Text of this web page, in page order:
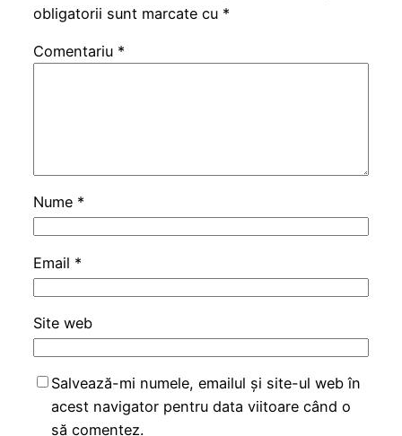
obligatorii sunt marcate cu *
Comentariu *
Nume *
Email *
Site web
Salvează-mi numele, emailul și site-ul web în
acest navigator pentru data viitoare când o
să comentez.